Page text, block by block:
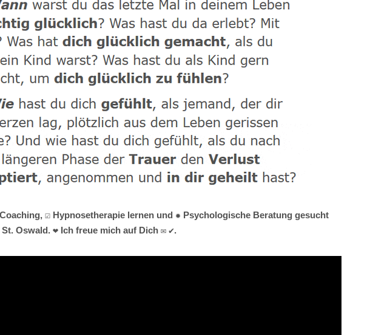
☑️ Hypnosetherapie lernen und ✹ Psychologische Beratung gesucht
Oswald. ❤ Ich freue mich auf Dich ✉ ✔.